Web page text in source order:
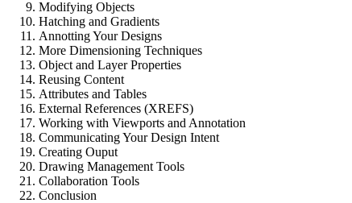
Modifying Objects
Hatching and Gradients
Annotting Your Designs
More Dimensioning Techniques
Object and Layer Properties
Reusing Content
Attributes and Tables
External References (XREFS)
Working with Viewports and Annotation
Communicating Your Design Intent
Creating Ouput
Drawing Management Tools
Collaboration Tools
Conclusion